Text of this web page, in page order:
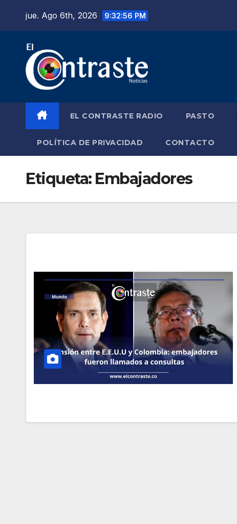
jue. Ago 6th, 2026 9:32:56 PM
EL CONTRASTE RADIO PASTO
POLÍTICA DE PRIVACIDAD CONTACTO
Etiqueta: Embajadores